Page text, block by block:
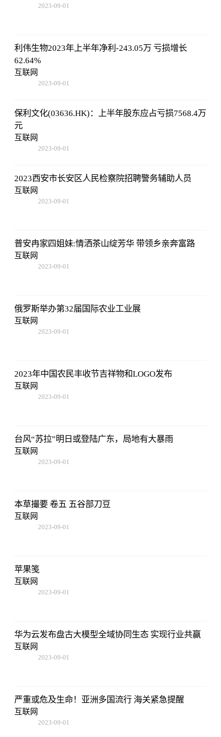
2023-09-01
利伟生物2023年上半年净利-243.05万 亏损增长
62.64%
互联网
2023-09-01
保利文化(03636.HK)：上半年股东应占亏损7568.4万
元
互联网
2023-09-01
2023西安市长安区人民检察院招聘警务辅助人员
互联网
2023-09-01
普安冉家四姐妹:情洒茶山绽芳华 带领乡亲奔富路
互联网
2023-09-01
俄罗斯举办第32届国际农业工业展
互联网
2023-09-01
2023年中国农民丰收节吉祥物和LOGO发布
互联网
2023-09-01
台风“苏拉”明日或登陆广东，局地有大暴雨
互联网
2023-09-01
本草撮要 卷五 五谷部刀豆
互联网
2023-09-01
苹果笺
互联网
2023-09-01
华为云发布盘古大模型全域协同生态 实现行业共赢
互联网
2023-09-01
严重或危及生命！亚洲多国流行 海关紧急提醒
互联网
2023-09-01